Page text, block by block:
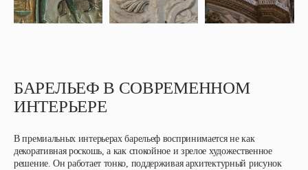
БАРЕЛЬЕФ В СОВРЕМЕННОМ
ИНТЕРЬЕРЕ
В премиальных интерьерах барельеф воспринимается не как
декоративная роскошь, а как спокойное и зрелое художественное
решение. Он работает тонко, поддерживая архитектурный рисунок